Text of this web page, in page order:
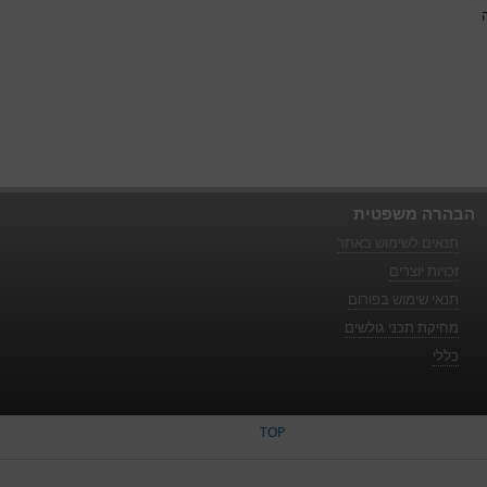
הבהרה משפטית
זכויות יוצרים
תנאי שימוש בפורום
מחיקת תכני גולשים
כללי
TOP